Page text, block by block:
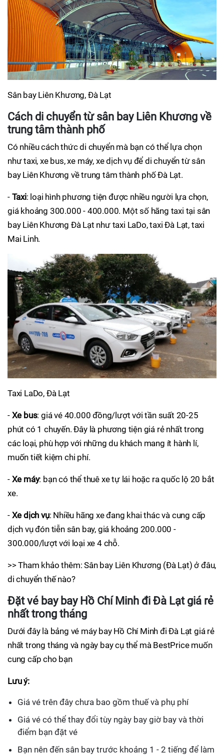
Sân bay Liên Khương, Đà Lạt
Cách di chuyển từ sân bay Liên Khương về
trung tâm thành phố
Có nhiều cách thức di chuyển mà bạn có thể lựa chọn
như taxi, xe bus, xe máy, xe dịch vụ để di chuyển từ sân
bay Liên Khương về trung tâm thành phố Đà Lạt.
- Taxi: loại hình phương tiện được nhiều người lựa chọn,
giá khoảng 300.000 - 400.000. Một số hãng taxi tại sân
bay Liên Khương Đà Lạt như taxi LaDo, taxi Đà Lạt, taxi
Mai Linh.
Taxi LaDo, Đà Lạt
- Xe bus: giá vé 40.000 đồng/lượt với tần suất 20-25
phút có 1 chuyến. Đây là phương tiện giá rẻ nhất trong
các loại, phù hợp với những du khách mang ít hành lí,
muốn tiết kiệm chi phí.
- Xe máy: bạn có thể thuê xe tự lái hoặc ra quốc lộ 20 bắt
xe.
- Xe dịch vụ: Nhiều hãng xe đang khai thác và cung cấp
dịch vụ đón tiễn sân bay, giá khoảng 200.000 -
300.000/lượt với loại xe 4 chỗ.
>> Tham khảo thêm: Sân bay Liên Khương (Đà Lạt) ở đâu,
di chuyển thế nào?
Đặt vé bay bay Hồ Chí Minh đi Đà Lạt giá rẻ
nhất trong tháng
Dưới đây là bảng vé máy bay Hồ Chí Minh đi Đà Lạt giá rẻ
nhất trong tháng và ngày bay cụ thể mà BestPrice muốn
cung cấp cho bạn
Lưu ý:
Giá vé trên đây chưa bao gồm thuế và phụ phí
Giá vé có thể thay đổi tùy ngày bay giờ bay và thời
điểm bạn đặt vé
Bạn nên đến sân bay trước khoảng 1 - 2 tiếng để làm